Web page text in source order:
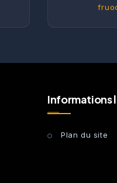
Informations
Plan du site